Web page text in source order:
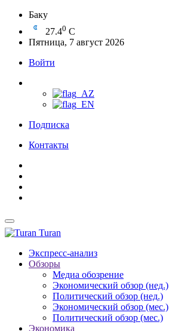
Баку
27.40 C
Пятница, 7 август 2026
Войти
Подписка
Контакты
Turan
Экспресс-анализ
Обзоры
Медиа обозрение
Экономический обзор (нед.)
Политический обзор (нед.)
Экономический обзор (мес.)
Политический обзор (мес.)
Экономика